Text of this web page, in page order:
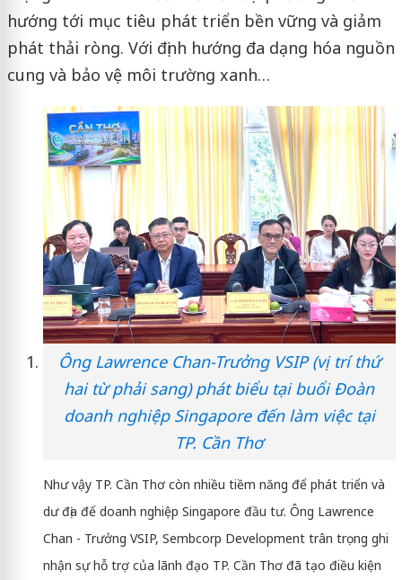
hướng tới mục tiêu phát triển bền vững và giảm
phát thải ròng. Với định hướng đa dạng hóa nguồn
cung và bảo vệ môi trường xanh…
Ông Lawrence Chan-Trưởng VSIP (vị trí thứ
hai từ phải sang) phát biểu tại buổi Đoàn
doanh nghiệp Singapore đến làm việc tại
TP. Cần Thơ
Như vậy TP. Cần Thơ còn nhiều tiềm năng để phát triển và
dư địa để doanh nghiệp Singapore đầu tư. Ông Lawrence
Chan - Trưởng VSIP, Sembcorp Development trân trọng ghi
nhận sự hỗ trợ của lãnh đạo TP. Cần Thơ đã tạo điều kiện